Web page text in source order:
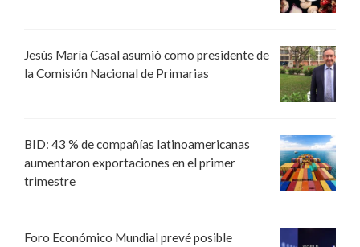
Jesús María Casal asumió como presidente de
la Comisión Nacional de Primarias
BID: 43 % de compañías latinoamericanas
aumentaron exportaciones en el primer
trimestre
Foro Económico Mundial prevé posible